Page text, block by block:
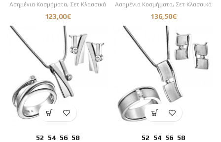
Ασημένια Κοσμήματα, Σετ Κλασσικά
123,00€
Ασημένια Κοσμήματα, Σετ Κλασσικά
136,50€
52 54 56 58 52 54 56 58